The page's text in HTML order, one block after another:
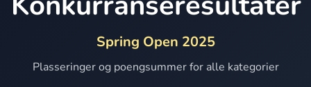
Spring Open 2025
Plasseringer og poengsummer for alle kategorier